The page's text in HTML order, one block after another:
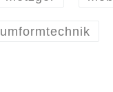
umformtechnik